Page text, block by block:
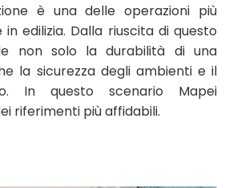
è una delle operazioni più
edilizia. Dalla riuscita di questo
non solo la durabilità di una
la sicurezza degli ambienti e il
In questo scenario Mapei
riferimenti più affidabili.